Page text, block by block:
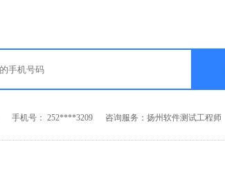
手机号： 137****8552 咨询服务：扬州Android开发工
手机号： 252****3209 咨询服务：扬州软件测试工程师